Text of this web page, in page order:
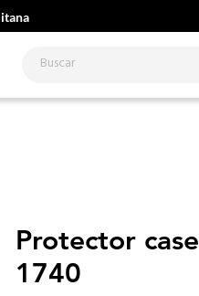
Protector case
1740